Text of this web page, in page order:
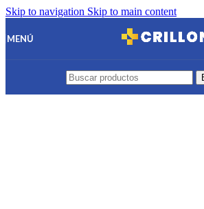
Skip to navigation Skip to main content
MENÚ